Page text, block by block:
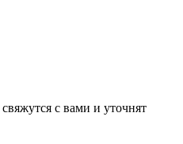
с вами и уточнят